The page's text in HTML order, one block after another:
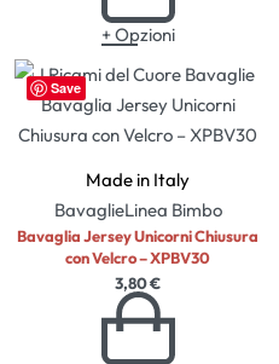
+ Opzioni
Save
Made in Italy
BavaglieLinea Bimbo
Bavaglia Jersey Unicorni Chiusura
con Velcro – XPBV30
3,80€